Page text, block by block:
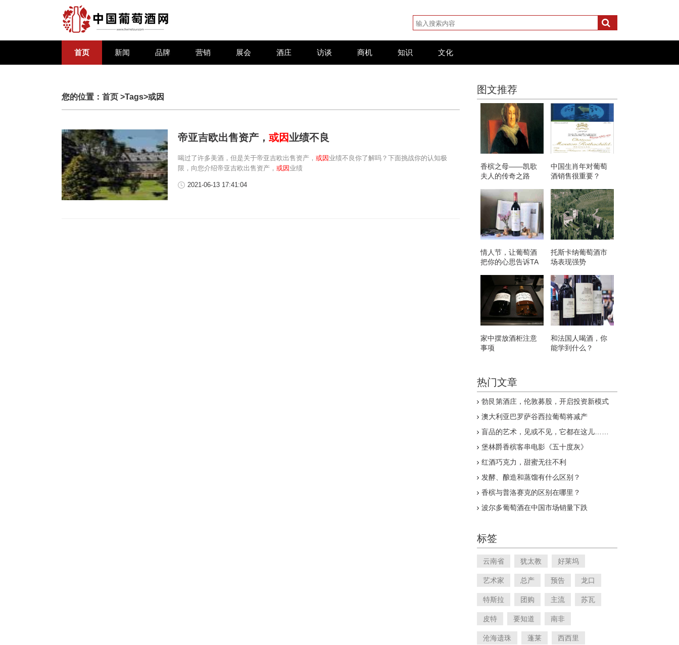
首页 新闻 品牌 营销 展会 酒庄 访谈 商机 知识 文化
您的位置： 首页 >Tags>或因
帝亚吉欧出售资产， 或因业绩不良
喝过了许多美酒，但是关于帝亚吉欧出售资产， 或因 业绩不良你了解吗？下面挑战你的认知极
限，向您介绍帝亚吉欧出售资产， 或因 业绩
2021-06-13 17:41:04
图文推荐
香槟之母——凯歌
夫人的传奇之路
中国生肖年对葡萄
酒销售很重要？
情人节，让葡萄酒
把你的心思告诉TA
托斯卡纳葡萄酒市
场表现强势
家中摆放酒柜注意
事项
和法国人喝酒，你
能学到什么？
热门文章
勃艮第酒庄，伦敦募股，开启投资新模式
澳大利亚巴罗萨谷西拉葡萄将减产
盲品的艺术，见或不见，它都在这儿……
堡林爵香槟客串电影《五十度灰》
红酒巧克力，甜蜜无往不利
发酵、酿造和蒸馏有什么区别？
香槟与普洛赛克的区别在哪里？
波尔多葡萄酒在中国市场销量下跌
标签
云南省 犹太教 好莱坞
艺术家 总产 预告 龙口
特斯拉 团购 主流 苏瓦
皮特 要知道 南非
沧海遗珠 蓬莱 西西里